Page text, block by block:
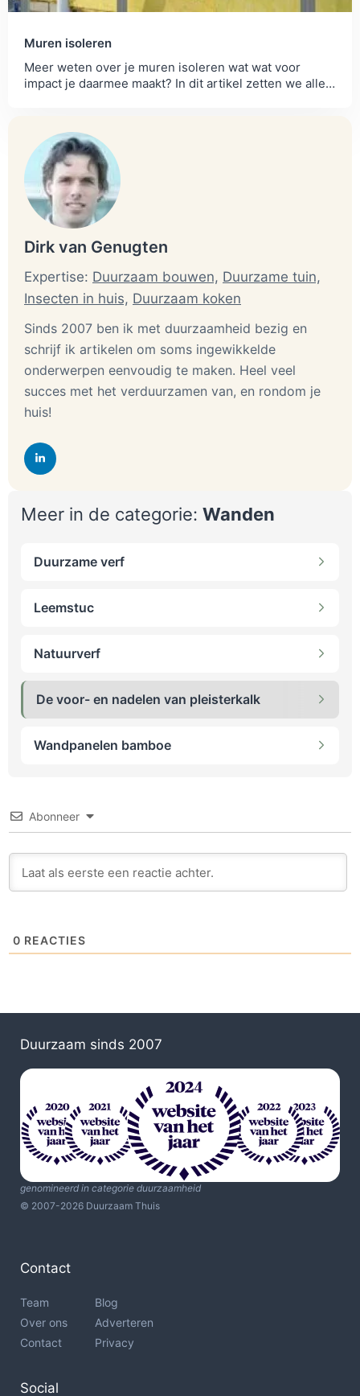
Muren isoleren
Meer weten over je muren isoleren wat wat voor
impact je daarmee maakt? In dit artikel zetten we alles
Dirk van Genugten
Expertise: Duurzaam bouwen, Duurzame tuin,
Insecten in huis, Duurzaam koken
Sinds 2007 ben ik met duurzaamheid bezig en
schrijf ik artikelen om soms ingewikkelde
onderwerpen eenvoudig te maken. Heel veel
succes met het verduurzamen van, en rondom je
huis!
Meer in de categorie: Wanden
Duurzame verf
Leemstuc
Natuurverf
De voor- en nadelen van pleisterkalk
Wandpanelen bamboe
Abonneer
0 REACTIES
Duurzaam sinds 2007
genomineerd in categorie duurzaamheid
© 2007-2026 Duurzaam Thuis
Contact
Team
Over ons
Contact
Blog
Adverteren
Privacy
Social